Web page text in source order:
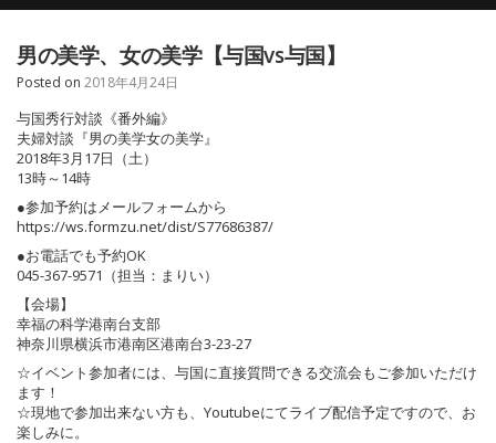
男の美学、女の美学【与国vs与国】
Posted on 2018年4月24日
与国秀行対談《番外編》
夫婦対談『男の美学女の美学』
2018年3月17日（土）
13時～14時
●参加予約はメールフォームから
https://ws.formzu.net/dist/S77686387/
●お電話でも予約OK
045-367-9571（担当：まりい）
【会場】
幸福の科学港南台支部
神奈川県横浜市港南区港南台3-23-27
☆イベント参加者には、与国に直接質問できる交流会もご参加いただけ
ます！
☆現地で参加出来ない方も、Youtubeにてライブ配信予定ですので、お
楽しみに。